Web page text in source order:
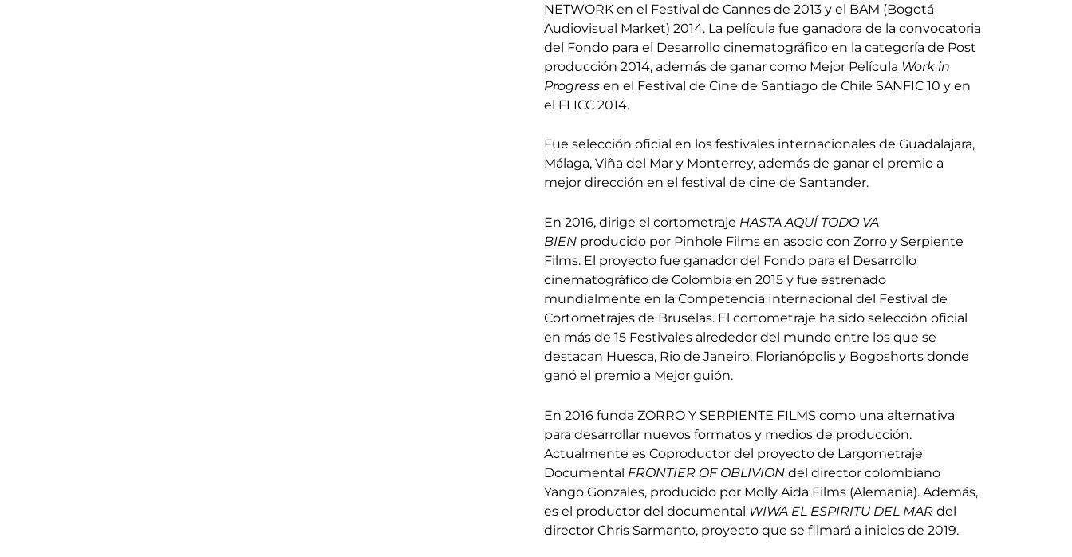
NETWORK en el Festival de Cannes de 2013 y el BAM (Bogotá
Audiovisual Market) 2014. La película fue ganadora de la convocatoria
del Fondo para el Desarrollo cinematográfico en la categoría de Post
producción 2014, además de ganar como Mejor Película Work in
Progress en el Festival de Cine de Santiago de Chile SANFIC 10 y en
el FLICC 2014.
Fue selección oficial en los festivales internacionales de Guadalajara,
Málaga, Viña del Mar y Monterrey, además de ganar el premio a
mejor dirección en el festival de cine de Santander.
En 2016, dirige el cortometraje HASTA AQUÍ TODO VA
BIEN producido por Pinhole Films en asocio con Zorro y Serpiente
Films. El proyecto fue ganador del Fondo para el Desarrollo
cinematográfico de Colombia en 2015 y fue estrenado
mundialmente en la Competencia Internacional del Festival de
Cortometrajes de Bruselas. El cortometraje ha sido selección oficial
en más de 15 Festivales alrededor del mundo entre los que se
destacan Huesca, Rio de Janeiro, Florianópolis y Bogoshorts donde
ganó el premio a Mejor guión.
En 2016 funda ZORRO Y SERPIENTE FILMS como una alternativa
para desarrollar nuevos formatos y medios de producción.
Actualmente es Coproductor del proyecto de Largometraje
Documental FRONTIER OF OBLIVION del director colombiano
Yango Gonzales, producido por Molly Aida Films (Alemania). Además,
es el productor del documental WIWA EL ESPIRITU DEL MAR del
director Chris Sarmanto, proyecto que se filmará a inicios de 2019.